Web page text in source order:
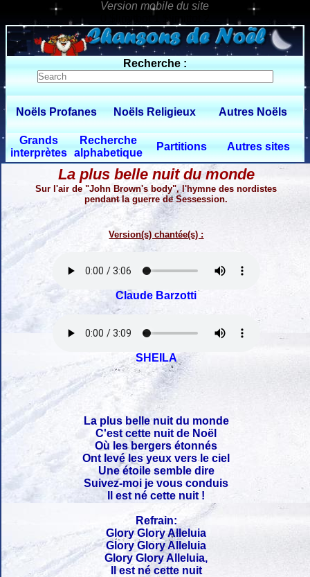
0 $limitbot 1 $limittot 2
Recherche :
Noëls Profanes Noëls Religieux Autres Noëls
Grands
interprètes
Recherche
alphabetique
Partitions Autres sites
La plus belle nuit du monde
Sur l'air de "John Brown's body", l'hymne des nordistes
pendant la guerre de Sessession.
Version(s) chantée(s) :
Claude Barzotti
SHEILA
La plus belle nuit du monde
C'est cette nuit de Noël
Où les bergers étonnés
Ont levé les yeux vers le ciel
Une étoile semble dire
Suivez-moi je vous conduis
Il est né cette nuit !
Refrain:
Glory Glory Alleluia
Glory Glory Alleluia
Glory Glory Alleluia,
Il est né cette nuit